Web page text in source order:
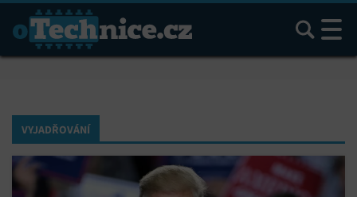
Hledat
VYJADŘOVÁNÍ